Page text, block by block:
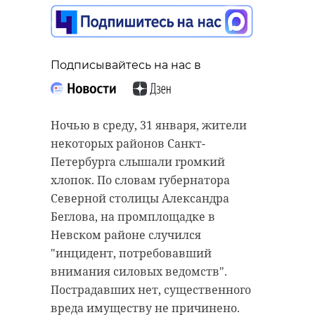
Подписывайтесь на нас в
Ночью в среду, 31 января, жители
некоторых районов Санкт-
Петербурга слышали громкий
хлопок. По словам губернатора
Северной столицы Александра
Беглова, на промплощадке в
Невском районе случился
"инцидент, потребовавший
внимания силовых ведомств".
Пострадавших нет, существенного
вреда имуществу не причинено.
Подписывайтесь на нас в
Во вторник, 30 января, в полицию
обратилась 43-летняя жительница
Всеволожска. Женщина
рассказала, что неизвестный
отправлял интимные сообщения
ее 11-летней дочери.
Преступление было совершено 25
января 2024 года в вечернее
время, - сообщил источник
47channel. Девочка получила
Подписывайтесь на нас в
В понедельник, 29 января, около
16:00 в поселке Строение
(Тосненский район) сотрудники
ДПС остановили автомобиль
«Хендай Солярис». У пассажира
иномарки дорожные полицейские
нашли почти килограмм
наркотиков.
Запрещенные вещества 46-летний
житель Северной столицы